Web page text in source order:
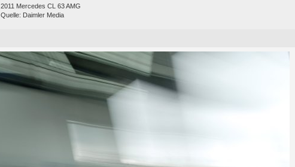
2011 Mercedes CL 63 AMG
Quelle: Daimler Media